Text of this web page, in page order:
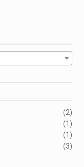
(2)
(1)
(1)
(3)